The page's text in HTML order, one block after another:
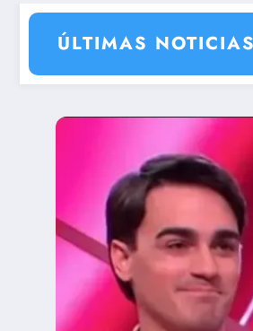
ÚLTIMAS NOTICIAS
2 con la incorporación
de Carmina Ordóñez que